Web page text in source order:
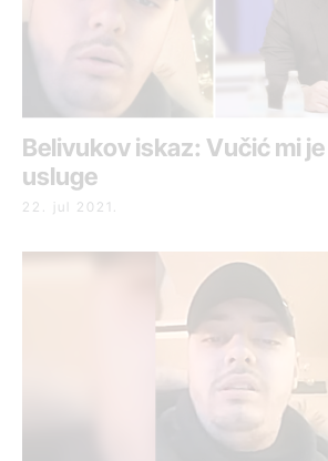
Belivukov iskaz: Vučić mi
usluge
22. jul 2021.